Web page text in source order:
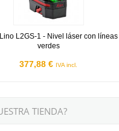
L2GS-1 - Nivel láser con líneas
verdes
377,88 € IVA incl.
TIENDA?